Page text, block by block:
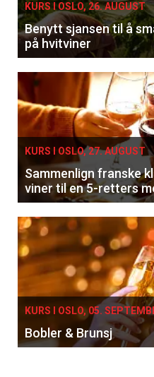
KURS I OSLO, 26. AUGUST
Benytt sjansen til å
på hvitviner
KURS I OSLO, 27. AUGUST
Sammenlign franske
viner til en 5-retters
KURS I OSLO, 05.
Bobler & Brunsj